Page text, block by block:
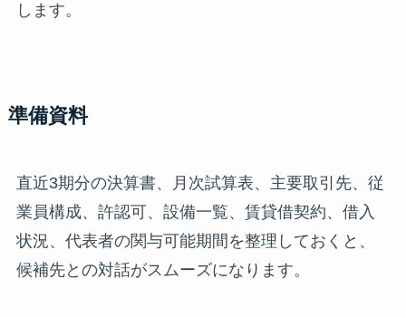
します。
準備資料
直近3期分の決算書、月次試算表、主要取引先、従
業員構成、許認可、設備一覧、賃貸借契約、借入
状況、代表者の関与可能期間を整理しておくと、
候補先との対話がスムーズになります。